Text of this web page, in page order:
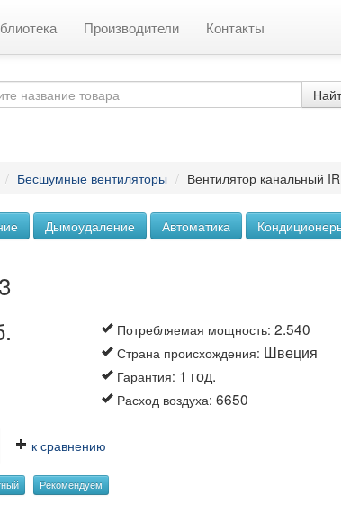
Производители Контакты
/ Бесшумные вентиляторы / Вентилятор канальный
Дымоудаление Автоматика
Потребляемая мощность:2.540
Страна происхождения: Швеция
Гарантия: 1 год.
Расход воздуха:6650
к сравнению
Рекомендуем